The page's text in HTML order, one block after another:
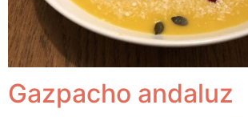
Gazpacho andaluz